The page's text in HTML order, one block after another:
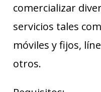
comercializar
servicios tales
móviles y fijos,
otros.